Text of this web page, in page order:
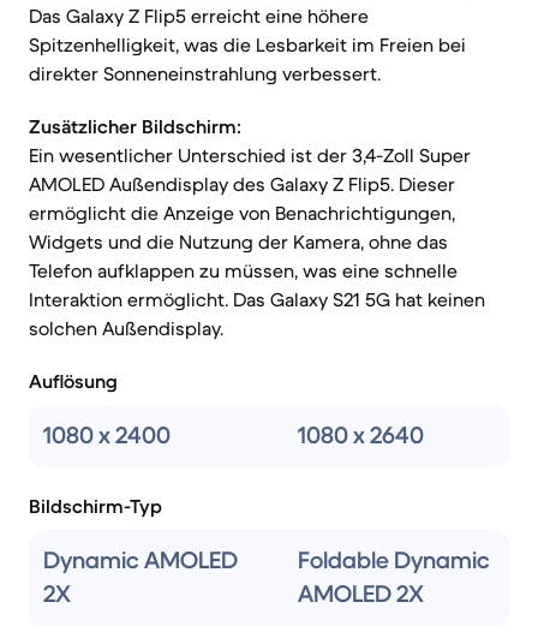
Das Galaxy Z Flip5 erreicht eine höhere
Spitzenhelligkeit, was die Lesbarkeit im Freien bei
direkter Sonneneinstrahlung verbessert.
Zusätzlicher Bildschirm:
Ein wesentlicher Unterschied ist der 3,4-Zoll Super
AMOLED Außendisplay des Galaxy Z Flip5. Dieser
ermöglicht die Anzeige von Benachrichtigungen,
Widgets und die Nutzung der Kamera, ohne das
Telefon aufklappen zu müssen, was eine schnelle
Interaktion ermöglicht. Das Galaxy S21 5G hat keinen
solchen Außendisplay.
Auflösung
1080 x 2400 1080 x 2640
Bildschirm-Typ
Dynamic AMOLED
2X
Foldable Dynamic
AMOLED 2X